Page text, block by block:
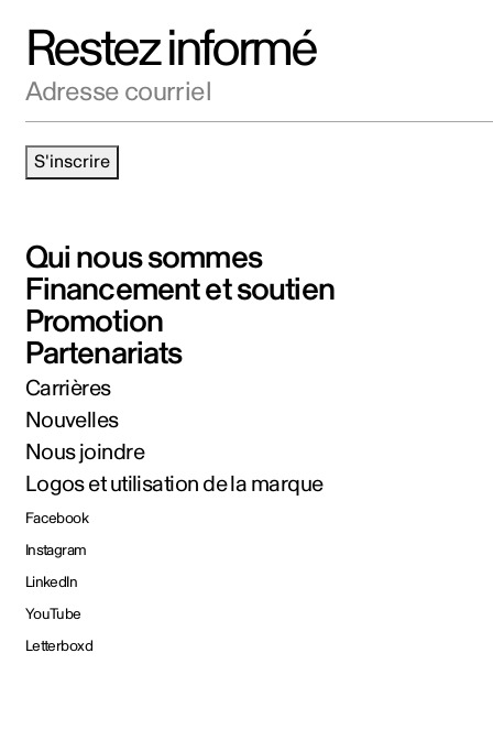
Restez informé
S'inscrire
Qui nous sommes
Financement et soutien
Promotion
Partenariats
Carrières
Nouvelles
Nous joindre
Logos et utilisation de la marque
Facebook
Instagram
LinkedIn
YouTube
Letterboxd